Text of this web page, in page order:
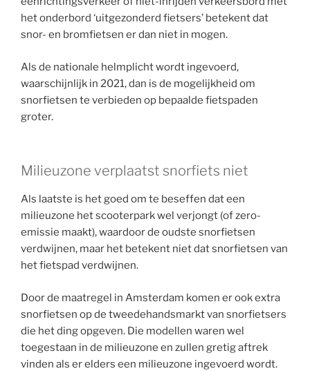
het onderbord ‘uitgezonderd fietsers’ betekent dat
snor- en bromfietsen er dan niet in mogen.
Als de nationale helmplicht wordt ingevoerd,
waarschijnlijk in 2021, dan is de mogelijkheid om
snorfietsen te verbieden op bepaalde fietspaden
groter.
Milieuzone verplaatst snorfiets niet
Als laatste is het goed om te beseffen dat een
milieuzone het scooterpark wel verjongt (of zero-
emissie maakt), waardoor de oudste snorfietsen
verdwijnen, maar het betekent niet dat snorfietsen van
het fietspad verdwijnen.
Door de maatregel in Amsterdam komen er ook extra
snorfietsen op de tweedehandsmarkt van snorfietsers
die het ding opgeven. Die modellen waren wel
toegestaan in de milieuzone en zullen gretig aftrek
vinden als er elders een milieuzone ingevoerd wordt.